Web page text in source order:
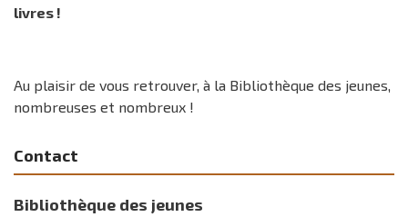
livres !
Au plaisir de vous retrouver, à la Bibliothèque des jeunes,
nombreuses et nombreux !
Contact
Bibliothèque des jeunes